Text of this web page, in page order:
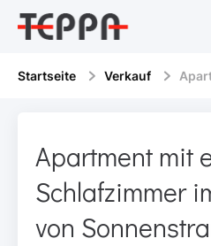
Startseite Verkauf
Apartment mit
Schlafzimmer
von